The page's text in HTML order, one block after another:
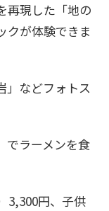
再現した「地の
クが体験できま
」などフォトス
でラーメンを食
3,300円、子供